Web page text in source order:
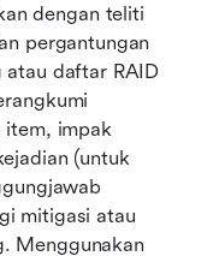
dengan teliti
pergantungan
daftar RAID
item, impak
(untuk
mitigasi atau